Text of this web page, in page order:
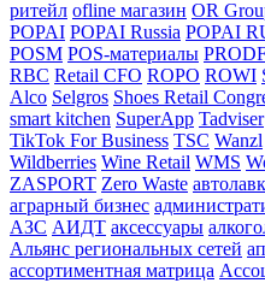
ритейл ofline магазин OR
POPAI POPAI Russia POPAI
POSM POS-материалы
RBC Retail CFO ROPO ROWI
Alco Selgros Shoes Retail
smart kitchen SuperApp Tadviser
TikTok For Business TSC Wanzl
Wildberries Wine Retail WMS
ZASPORT Zero Waste
аграрный бизнес
АЗС АИДТ аксессуары
Альянс региональных сетей
ассортиментная матрица